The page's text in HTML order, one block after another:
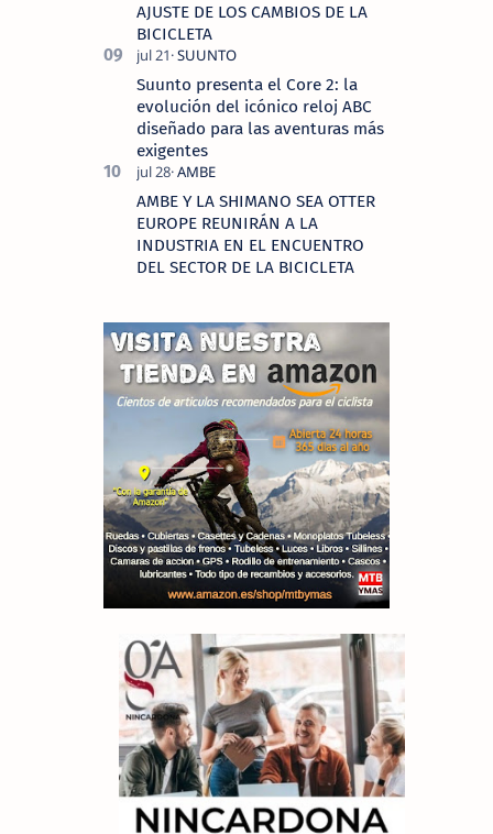
AJUSTE DE LOS CAMBIOS DE LA
BICICLETA
Suunto presenta el Core 2: la
evolución del icónico reloj ABC
diseñado para las aventuras más
exigentes
AMBE Y LA SHIMANO SEA OTTER
EUROPE REUNIRÁN A LA
INDUSTRIA EN EL ENCUENTRO
DEL SECTOR DE LA BICICLETA